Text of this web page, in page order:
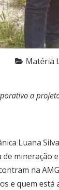
Matéria
a
Luana
na
e quem está